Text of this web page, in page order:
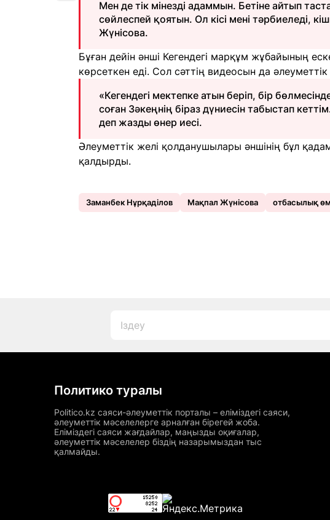
Мен де тік мінезді адаммын. Бетіне айтып
сөйлеспей қоятын. Ол кісі мені тәрбиеледі,
Жүнісова.
Бұған дейін әнші Кегендегі марқұм жұбайының
көрсеткен еді. Сол сәттің видеосын да
«Кегендегі мектепке атын беріп, бір
соған Зәкеңнің біраз дүниесін табыстап
деп жазды өнер иесі.
Әлеуметтік желі қолданушылары әншінің бұл
қалдырды.
Заманбек Нұрқаділов Мақпал Жүнісова отбасылық
Политико туралы
Politico.kz саяси-әлеуметтік порталы – еліміздегі саяси,
әлеуметтік мәселелерге арналған бірегей жоба.
Еліміздегі саяси жағдайлар, маңызды оқиғалар,
әлеуметтік мәселелер біздің назарымыздан тыс
қалмайды.